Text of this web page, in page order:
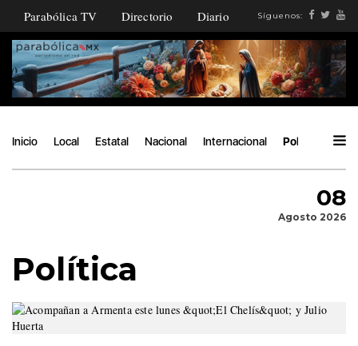
Parabólica TV Directorio Diario Síguenos:
Inicio Local Estatal Nacional Internacional Política
08
Agosto 2026
Política